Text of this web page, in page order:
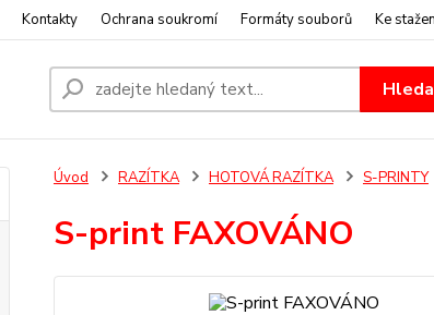
Kontakty Ochrana soukromí Formáty souborů Ke
Úvod RAZÍTKA HOTOVÁ RAZÍTKA S-PRINTY
S-print FAXOVÁNO